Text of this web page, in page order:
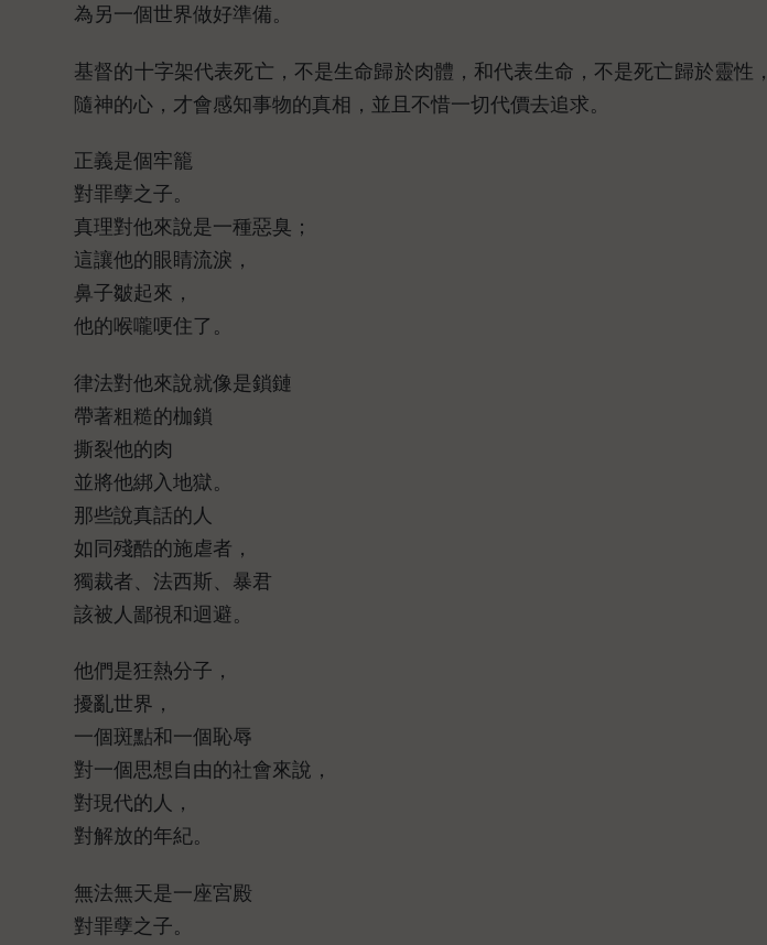
為另一個世界做好準備。
基督的十字架代表死亡，不是生命歸於肉體，和代表生命，不是死亡歸於靈性
隨神的心，才會感知事物的真相，並且不惜一切代價去追求。
正義是個牢籠
對罪孽之子。
真理對他來說是一種惡臭；
這讓他的眼睛流淚，
鼻子皺起來，
他的喉嚨哽住了。
律法對他來說就像是鎖鏈
帶著粗糙的枷鎖
撕裂他的肉
並將他綁入地獄。
那些說真話的人
如同殘酷的施虐者，
獨裁者、法西斯、暴君
該被人鄙視和迴避。
他們是狂熱分子，
擾亂世界，
一個斑點和一個恥辱
對一個思想自由的社會來說，
對現代的人，
對解放的年紀。
無法無天是一座宮殿
對罪孽之子。